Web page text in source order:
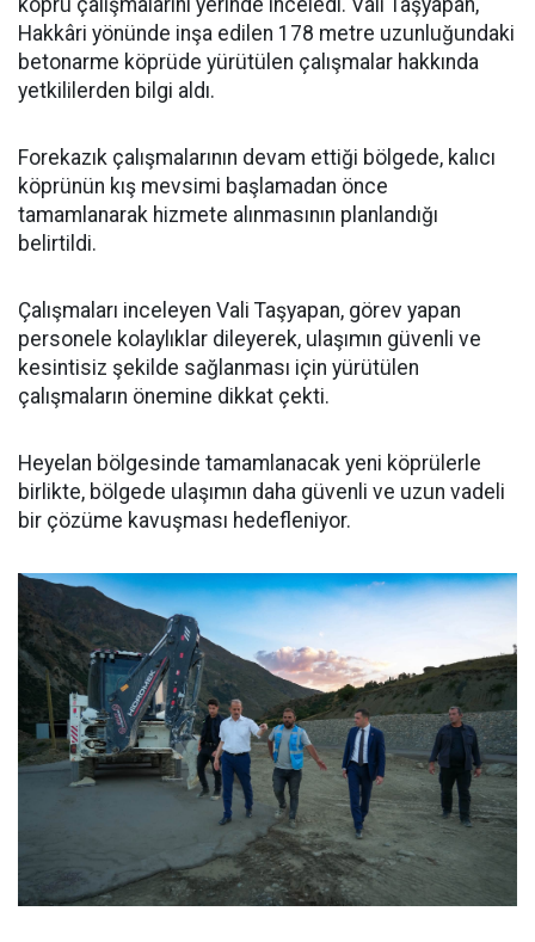
Hakkâri yönünde inşa edilen 178 metre uzunluğundaki
betonarme köprüde yürütülen çalışmalar hakkında
yetkililerden bilgi aldı.
Forekazık çalışmalarının devam ettiği bölgede, kalıcı
köprünün kış mevsimi başlamadan önce
tamamlanarak hizmete alınmasının planlandığı
belirtildi.
Çalışmaları inceleyen Vali Taşyapan, görev yapan
personele kolaylıklar dileyerek, ulaşımın güvenli ve
kesintisiz şekilde sağlanması için yürütülen
çalışmaların önemine dikkat çekti.
Heyelan bölgesinde tamamlanacak yeni köprülerle
birlikte, bölgede ulaşımın daha güvenli ve uzun vadeli
bir çözüme kavuşması hedefleniyor.